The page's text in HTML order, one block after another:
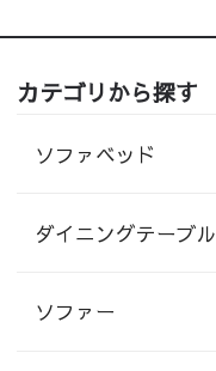
カテゴリから探す
ソファベッド
ダイニングテーブル
ソファー